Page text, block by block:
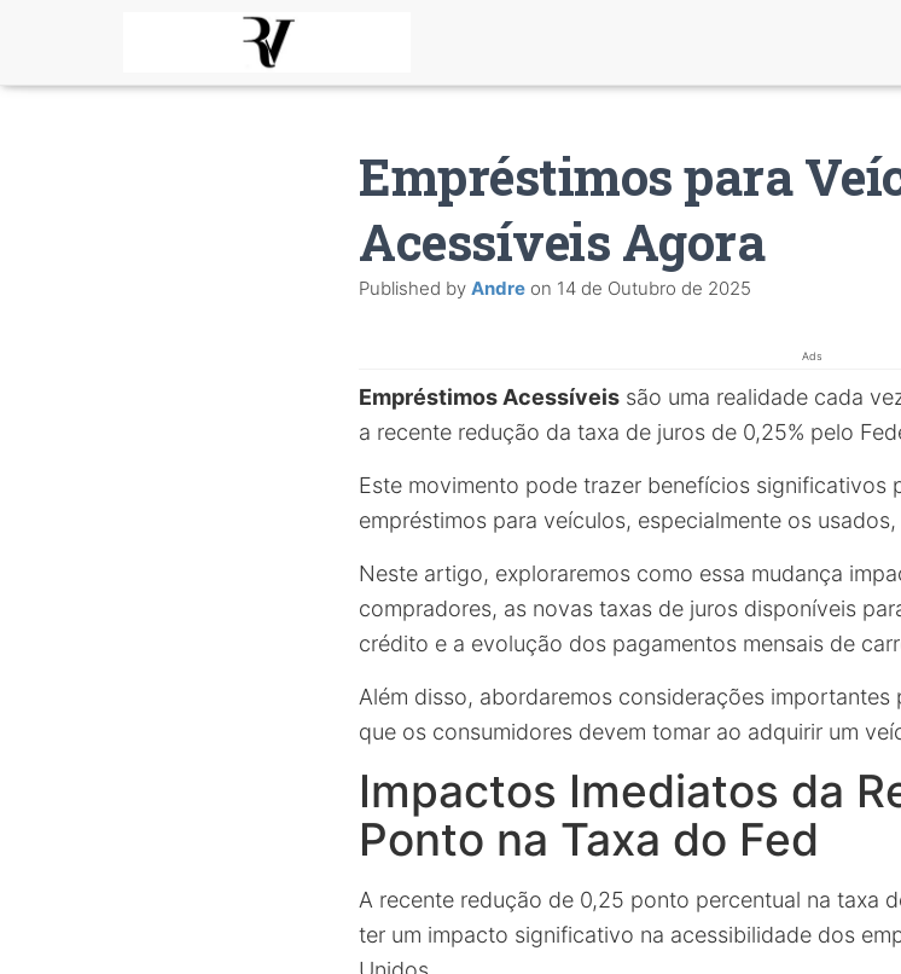
Empréstimos para
Acessíveis Agora
Published by Andre on 14 de Outubro de 2025
Ads
Empréstimos Acessíveis são uma realidade cada
a recente redução da taxa de juros de 0,25% pelo
Este movimento pode trazer benefícios significativos
empréstimos para veículos, especialmente os usados,
Neste artigo, exploraremos como essa mudança
compradores, as novas taxas de juros disponíveis
crédito e a evolução dos pagamentos mensais de
Além disso, abordaremos considerações
que os consumidores devem tomar ao adquirir um
Impactos Imediatos da
Ponto na Taxa do Fed
A recente redução de 0,25 ponto percentual na taxa
ter um impacto significativo na acessibilidade dos